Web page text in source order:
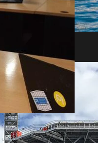
masivo